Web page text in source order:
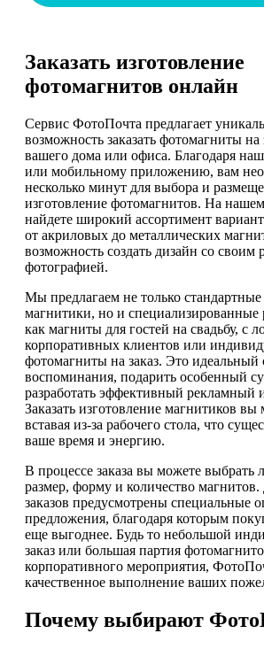
Заказать изготовление
фотомагнитов онлайн
Сервис ФотоПочта предлагает
возможность заказать фотомагниты на
вашего дома или офиса. Благодаря
или мобильному приложению, вам
несколько минут для выбора и
изготовление фотомагнитов. На
найдете широкий ассортимент
от акриловых до металлических
возможность создать дизайн со своим
фотографией.
Мы предлагаем не только
магнитики, но и специализированные
как магниты для гостей на свадьбу, с
корпоративных клиентов или
фотомагниты на заказ. Это идеальный
воспоминания, подарить особенный
разработать эффективный рекламный
Заказать изготовление магнитиков вы
вставая из-за рабочего стола, что
ваше время и энергию.
В процессе заказа вы можете
размер, форму и количество
заказов предусмотрены специальные
предложения, благодаря которым
еще выгоднее. Будь то небольшой
заказ или большая партия
корпоративного мероприятия,
качественное выполнение ваших
Почему выбирают